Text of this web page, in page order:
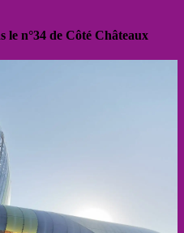
le n°34 de Côté Châteaux